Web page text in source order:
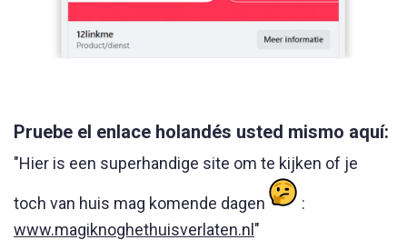
Pruebe el enlace holandés usted mismo aquí:
"Hier is een superhandige site om te kijken of je
toch van huis mag komende dagen
:
www.magiknoghethuisverlaten.nl "